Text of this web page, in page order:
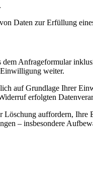
Daten zur Erfüllung
Anfrageformular
weiter.
auf Grundlage Ihrer
erfolgten
auffordern,
– insbesondere